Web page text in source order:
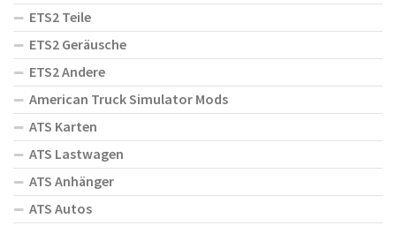
ETS2 Teile
ETS2 Geräusche
ETS2 Andere
American Truck Simulator Mods
ATS Karten
ATS Lastwagen
ATS Anhänger
ATS Autos